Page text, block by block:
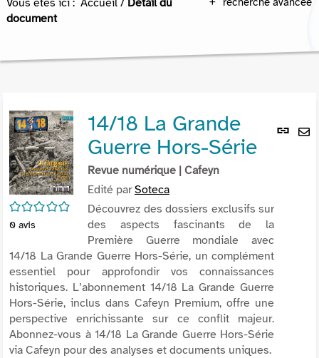
Vous êtes ici : Accueil / Détail du
document
Lien
/5
0 avis
14/18 La Grande
Guerre Hors-Série
Revue numérique | Cafeyn
Edité parSoteca
Découvrez des dossiers exclusifs sur
des aspects fascinants de la
Première Guerre mondiale avec
14/18 La Grande Guerre Hors-Série, un complément
essentiel pour approfondir vos connaissances
historiques. L’abonnement 14/18 La Grande Guerre
Hors-Série, inclus dans Cafeyn Premium, offre une
perspective enrichissante sur ce conflit majeur.
Abonnez-vous à 14/18 La Grande Guerre Hors-Série
via Cafeyn pour des analyses et documents uniques.